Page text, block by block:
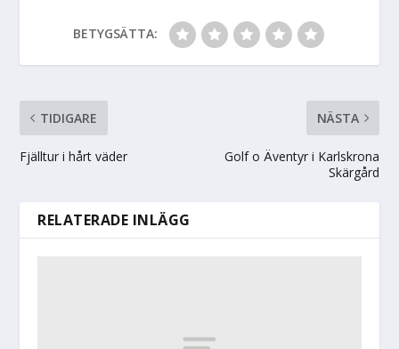
BETYGSÄTTA:
TIDIGARE
Fjälltur i hårt väder
NÄSTA
Golf o Äventyr i Karlskrona
Skärgård
RELATERADE INLÄGG